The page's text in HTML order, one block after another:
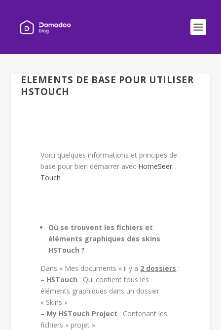
ELEMENTS DE BASE POUR UTILISER
HSTOUCH
Voici quelques informations et principes de
base pour bien démarrer avec HomeSeer
Touch
Où se trouvent les fichiers et
éléments graphiques des skins
HSTouch ?
Dans « Mes documents » il y a 2 dossiers :
– HSTouch : Qui contient tous les
éléments graphiques dans un dossier
« Skins »
– My HSTouch Project : Contenant les
fichiers « projet »